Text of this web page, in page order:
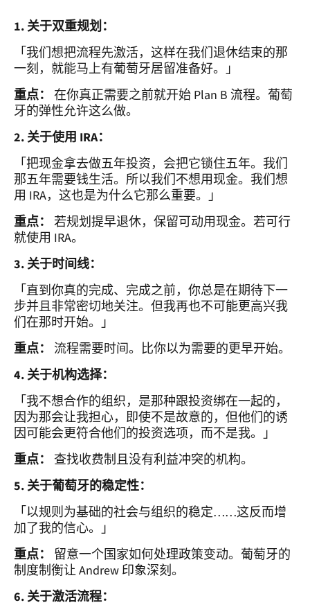
1. 关于双重规划：
「我们想把流程先激活，这样在我们退休结束的那
一刻，就能马上有葡萄牙居留准备好。」
重点： 在你真正需要之前就开始 Plan B 流程。葡萄
牙的弹性允许这么做。
2. 关于使用 IRA：
「把现金拿去做五年投资，会把它锁住五年。我们
那五年需要钱生活。所以我们不想用现金。我们想
用 IRA，这也是为什么它那么重要。」
重点： 若规划提早退休，保留可动用现金。若可行
就使用 IRA。
3. 关于时间线：
「直到你真的完成、完成之前，你总是在期待下一
步并且非常密切地关注。但我再也不可能更高兴我
们在那时开始。」
重点：
流程需要时间。比你以为需要的更早开始。
4. 关于机构选择：
「我不想合作的组织，是那种跟投资绑在一起的，
因为那会让我担心，即使不是故意的，但他们的诱
因可能会更符合他们的投资选项，而不是我。」
重点： 查找收费制且没有利益冲突的机构。
5. 关于葡萄牙的稳定性：
「以规则为基础的社会与组织的稳定……这反而增
加了我的信心。」
重点：
留意一个国家如何处理政策变动。葡萄牙的
制度制衡让 Andrew 印象深刻。
6. 关于激活流程：